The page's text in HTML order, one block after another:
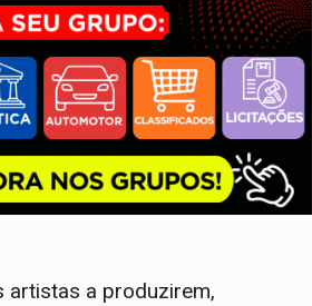
artistas a produzirem,